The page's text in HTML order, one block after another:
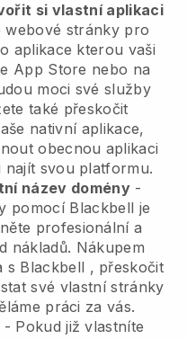
si vlastní aplikaci
webové stránky pro
aplikace kterou vaši
App Store nebo na
moci své služby
také přeskočit
nativní aplikace,
obecnou aplikaci
najít svou platformu.
název domény-
pomocí Blackbell je
profesionální a
nákladů. Nákupem
s Blackbell , přeskočit
své vlastní stránky
práci za vás.
- Pokud již vlastníte